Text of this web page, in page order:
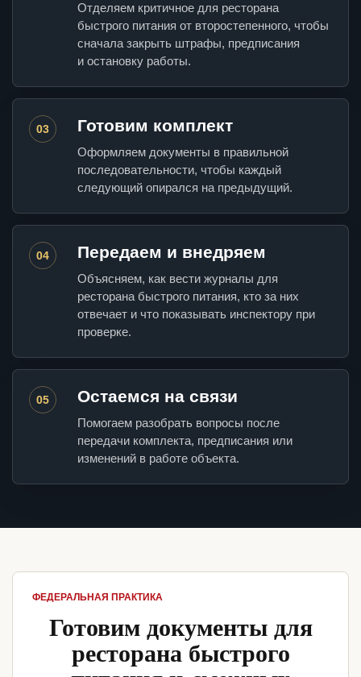
Отделяем критичное для ресторана
быстрого питания от второстепенного, чтобы
сначала закрыть штрафы, предписания
и остановку работы.
03 Готовим комплект
Оформляем документы в правильной
последовательности, чтобы каждый
следующий опирался на предыдущий.
04 Передаем и внедряем
Объясняем, как вести журналы для
ресторана быстрого питания, кто за них
отвечает и что показывать инспектору при
проверке.
05 Остаемся на связи
Помогаем разобрать вопросы после
передачи комплекта, предписания или
изменений в работе объекта.
ФЕДЕРАЛЬНАЯ ПРАКТИКА
Готовим документы для
ресторана быстрого